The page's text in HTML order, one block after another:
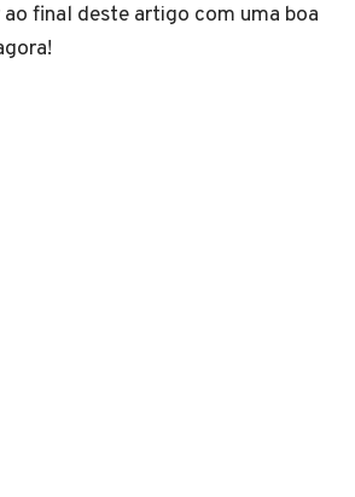
final deste artigo com uma boa